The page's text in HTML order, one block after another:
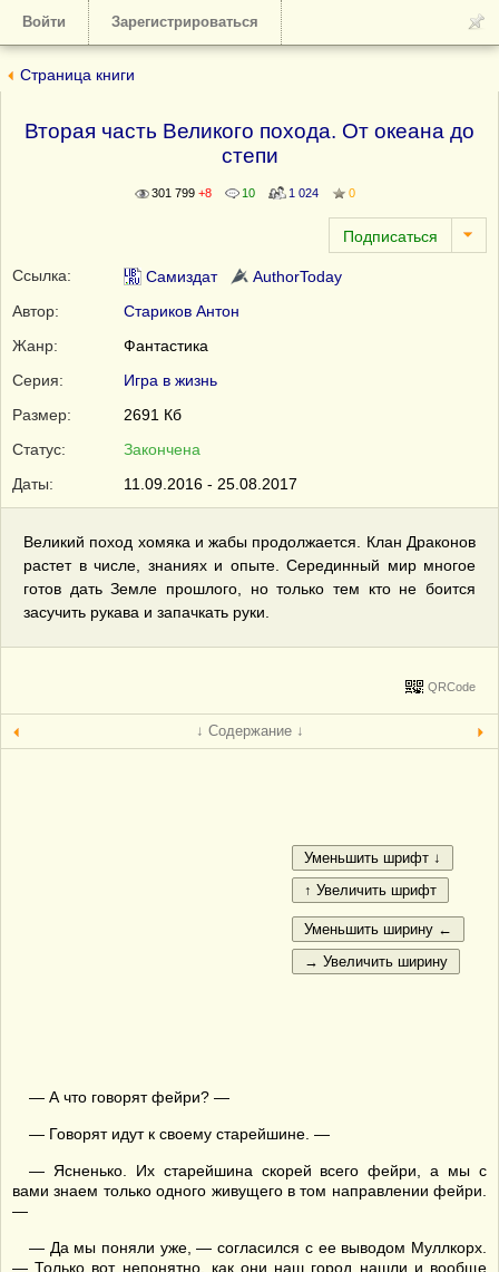
Войти Зарегистрироваться
Страница книги
Вторая часть Великого похода. От океана до
степи
301 799 +8 10 1 024 0
Ссылка: Самиздат
AuthorToday
Автор:
Стариков Антон
Жанр:
Фантастика
Серия:
Игра в жизнь
Размер:
2691 Кб
Статус:
Закончена
Даты:
11.09.2016 - 25.08.2017
Великий поход хомяка и жабы продолжается. Клан Драконов
растет в числе, знаниях и опыте. Серединный мир многое
готов дать Земле прошлого, но только тем кто не боится
засучить рукава и запачкать руки.
QRCode
↓ Содержание ↓
— А что говорят фейри? —
— Говорят идут к своему старейшине. —
— Ясненько. Их старейшина скорей всего фейри, а мы с
вами знаем только одного живущего в том направлении фейри.
—
— Да мы поняли уже, — согласился с ее выводом Муллкорх.
— Только вот непонятно, как они наш город нашли и вообще